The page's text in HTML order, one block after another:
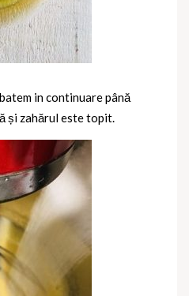
in continuare până
și zahărul este topit.